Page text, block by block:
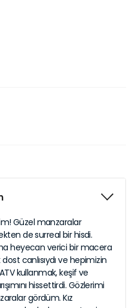
Güzel manzaralar
de surreal bir hisdi.
heyecan verici bir macera
canlısıydı ve hepimizin
kullanmak, keşif ve
hissettirdi. Gözlerimi
gördüm. Kız